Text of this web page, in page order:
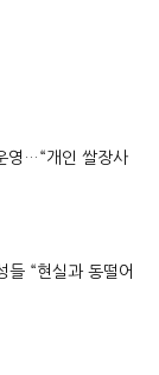
영…“개인 쌀장사
들 “현실과 동떨어